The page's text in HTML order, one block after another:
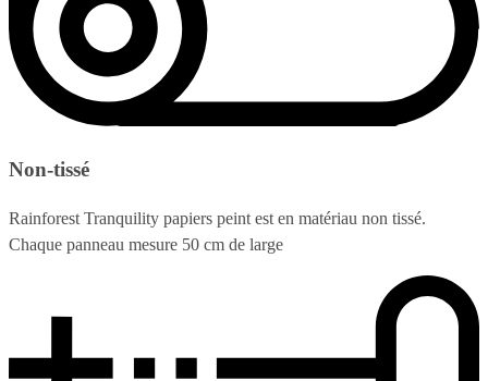
Non-tissé
Rainforest Tranquility papiers peint est en matériau non tissé.
Chaque panneau mesure 50 cm de large